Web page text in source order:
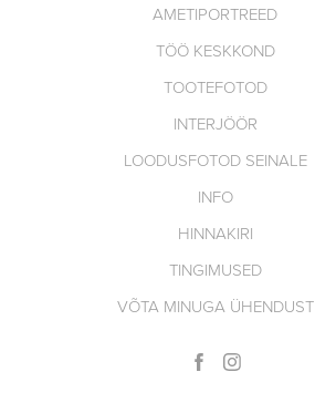
AMETIPORTREED
TÖÖ KESKKOND
TOOTEFOTOD
INTERJÖÖR
LOODUSFOTOD SEINALE
INFO
HINNAKIRI
TINGIMUSED
VÕTA MINUGA ÜHENDUST